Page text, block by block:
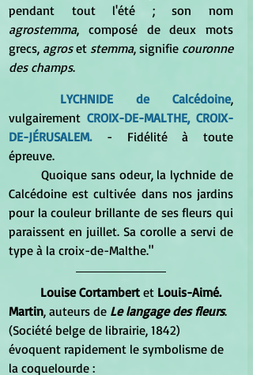
agrostemma, composé de deux mots
grecs, agros et stemma, signifie couronne
des champs.
LYCHNIDE de Calcédoine,
vulgairement CROIX-DE-MALTHE, CROIX-
DE-JÉRUSALEM. - Fidélité à toute
Calcédoine est cultivée dans nos jardins
pour la couleur brillante de ses fleurs qui
paraissent en juillet. Sa corolle a servi de
type à la croix-de-Malthe."
Louise Cortambert et Louis-Aimé.
Martin, auteurs de Le langage des fleurs.
(Société belge de librairie, 1842)
évoquent rapidement le symbolisme de
la coquelourde :